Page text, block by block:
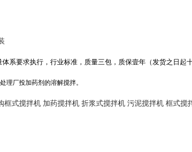
体系要求执行，行业标准，质量三包，质保壹年（发货之日起
理厂投加药剂的溶解搅拌。
框式搅拌机 加药搅拌机 折浆式搅拌机 污泥搅拌机 框式